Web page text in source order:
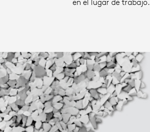
en el lugar de trabajo.